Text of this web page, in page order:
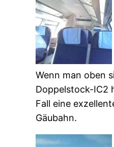
Wenn man oben
Doppelstock-IC2
Fall eine
Gäubahn.